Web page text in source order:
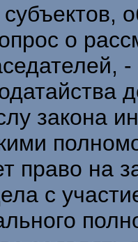
субъектов,
о
закона
право на
с